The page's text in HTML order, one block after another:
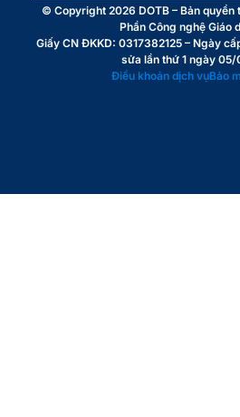
© Copyright 2026 DOTB– Bản quyền
Phần Công nghệ Giáo
Giấy CN ĐKKD: 0317382125 – Ngày
sửa lần thứ 1 ngày
Điều khoản dịch vụBảo